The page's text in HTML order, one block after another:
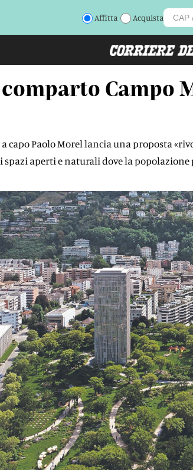
Affitta Acquista
Campo
a capo Paolo Morel lancia una proposta
spazi aperti e naturali dove la